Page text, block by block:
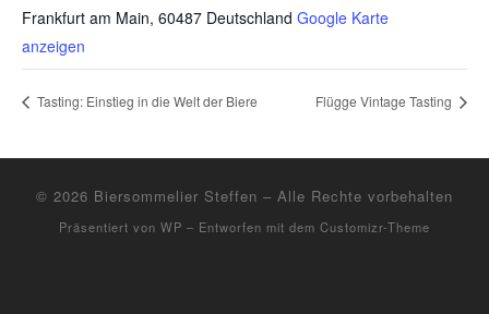
Frankfurt am Main, 60487 Deutschland Google Karte
anzeigen
Tasting: Einstieg in die Welt der Biere Flügge Vintage Tasting
© 2026 Biersommelier Steffen – Alle Rechte vorbehalten
Präsentiert von WP – Entworfen mit dem Customizr-Theme